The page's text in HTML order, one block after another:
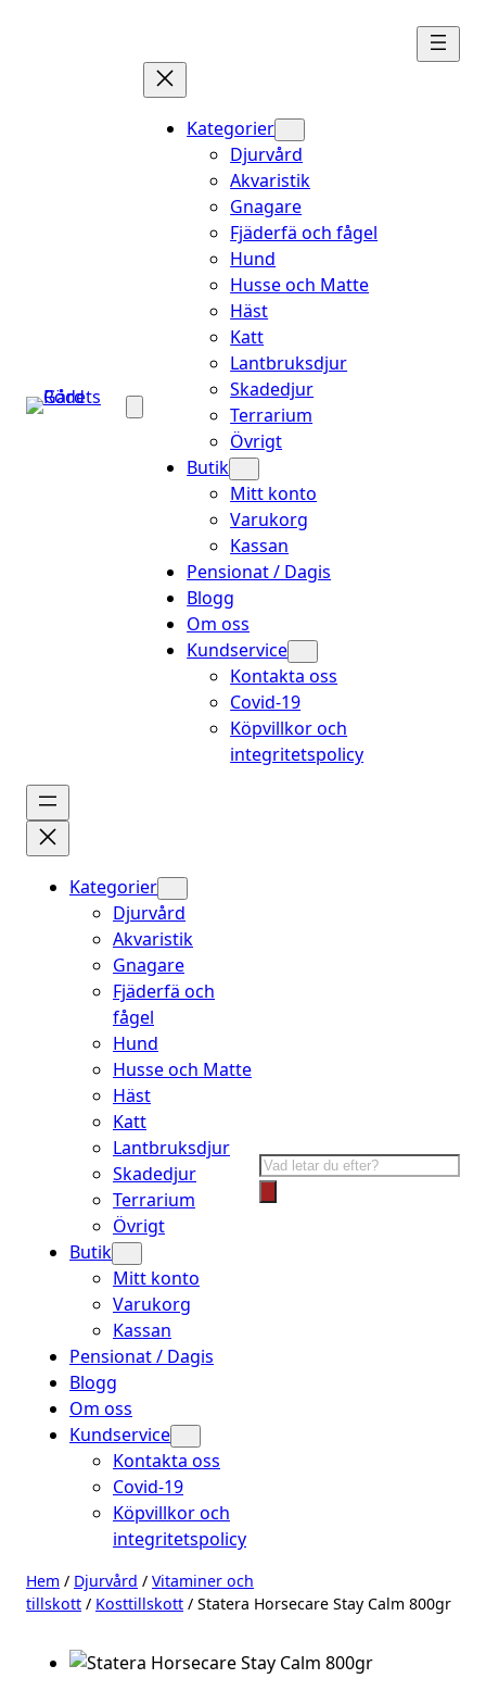
Kategorier
Djurvård
Akvaristik
Gnagare
Fjäderfä och fågel
Hund
Husse och Matte
Häst
Katt
Lantbruksdjur
Skadedjur
Terrarium
Övrigt
Butik
Mitt konto
Varukorg
Kassan
Pensionat / Dagis
Blogg
Om oss
Kundservice
Kontakta oss
Covid-19
Köpvillkor och
integritetspolicy
Kategorier
Djurvård
Akvaristik
Gnagare
Fjäderfä och
fågel
Hund
Husse och Matte
Häst
Katt
Lantbruksdjur
Skadedjur
Terrarium
Övrigt
Butik
Mitt konto
Varukorg
Kassan
Pensionat / Dagis
Blogg
Om oss
Kundservice
Kontakta oss
Covid-19
Köpvillkor och
integritetspolicy
Products
search
Hem / Djurvård / Vitaminer och
tillskott / Kosttillskott / Statera Horsecare Stay Calm 800gr